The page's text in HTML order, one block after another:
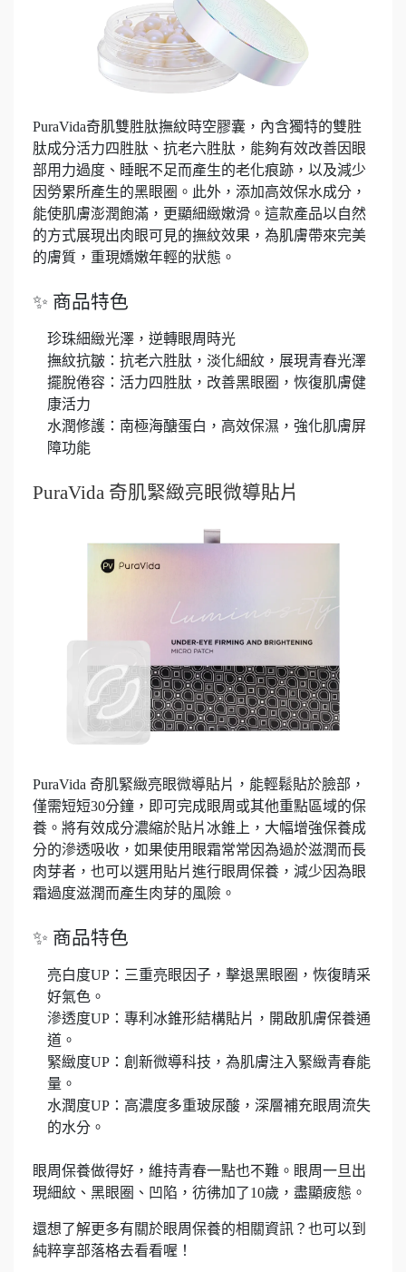
PuraVida奇肌雙胜肽撫紋時空膠囊，內含獨特的雙胜
肽成分活力四胜肽、抗老六胜肽，能夠有效改善因眼
部用力過度、睡眠不足而產生的老化痕跡，以及減少
因勞累所產生的黑眼圈。此外，添加高效保水成分，
能使肌膚澎潤飽滿，更顯細緻嫩滑。這款產品以自然
的方式展現出肉眼可見的撫紋效果，為肌膚帶來完美
的膚質，重現嬌嫩年輕的狀態。
✨ 商品特色
珍珠細緻光澤，逆轉眼周時光
撫紋抗皺：抗老六胜肽，淡化細紋，展現青春光澤
擺脫倦容：活力四胜肽，改善黑眼圈，恢復肌膚健
康活力
水潤修護：南極海醣蛋白，高效保濕，強化肌膚屏
障功能
PuraVida 奇肌緊緻亮眼微導貼片
PuraVida 奇肌緊緻亮眼微導貼片，能輕鬆貼於臉部，
僅需短短30分鐘，即可完成眼周或其他重點區域的保
養。將有效成分濃縮於貼片冰錐上，大幅增強保養成
分的滲透吸收，如果使用眼霜常常因為過於滋潤而長
肉芽者，也可以選用貼片進行眼周保養，減少因為眼
霜過度滋潤而產生肉芽的風險。
✨ 商品特色
亮白度UP：三重亮眼因子，擊退黑眼圈，恢復睛采
好氣色。
滲透度UP：專利冰錐形結構貼片，開啟肌膚保養通
道。
緊緻度UP：創新微導科技，為肌膚注入緊緻青春能
量。
水潤度UP：高濃度多重玻尿酸，深層補充眼周流失
的水分。
眼周保養做得好，維持青春一點也不難。眼周一旦出
現細紋、黑眼圈、凹陷，彷彿加了10歲，盡顯疲態。
還想了解更多有關於眼周保養的相關資訊？也可以到
純粹享部落格去看看喔！